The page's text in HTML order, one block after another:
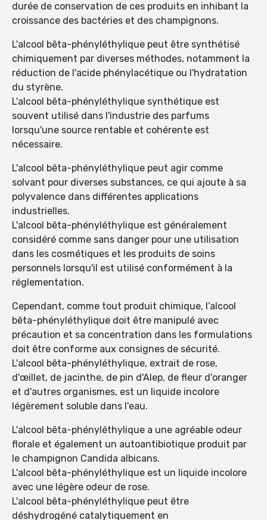
durée de conservation de ces produits en inhibant la
croissance des bactéries et des champignons.
L'alcool bêta-phényléthylique peut être synthétisé
chimiquement par diverses méthodes, notamment la
réduction de l'acide phénylacétique ou l'hydratation
du styrène.
L'alcool bêta-phényléthylique synthétique est
souvent utilisé dans l'industrie des parfums
lorsqu'une source rentable et cohérente est
nécessaire.
L'alcool bêta-phényléthylique peut agir comme
solvant pour diverses substances, ce qui ajoute à sa
polyvalence dans différentes applications
industrielles.
L'alcool bêta-phényléthylique est généralement
considéré comme sans danger pour une utilisation
dans les cosmétiques et les produits de soins
personnels lorsqu'il est utilisé conformément à la
réglementation.
Cependant, comme tout produit chimique, l’alcool
bêta-phényléthylique doit être manipulé avec
précaution et sa concentration dans les formulations
doit être conforme aux consignes de sécurité.
L'alcool bêta-phényléthylique, extrait de rose,
d'œillet, de jacinthe, de pin d'Alep, de fleur d'oranger
et d'autres organismes, est un liquide incolore
légèrement soluble dans l'eau.
L'alcool bêta-phényléthylique a une agréable odeur
florale et également un autoantibiotique produit par
le champignon Candida albicans.
L'alcool bêta-phényléthylique est un liquide incolore
avec une légère odeur de rose.
L'alcool bêta-phényléthylique peut être
déshydrogéné catalytiquement en